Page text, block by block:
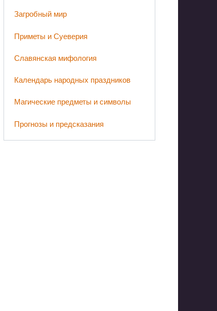
Загробный мир
Приметы и Суеверия
Славянская мифология
Календарь народных праздников
Магические предметы и символы
Прогнозы и предсказания